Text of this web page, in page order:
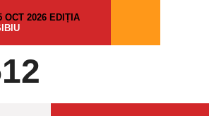
OCT 2026 EDIȚIA